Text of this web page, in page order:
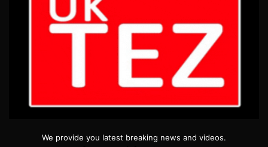
We provide you latest breaking news and videos.